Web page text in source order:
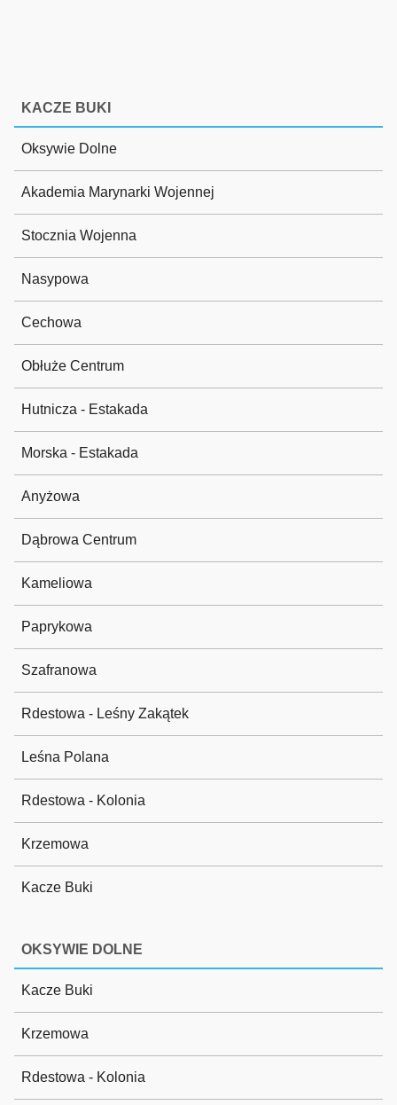
KACZE BUKI
Oksywie Dolne
Akademia Marynarki Wojennej
Stocznia Wojenna
Nasypowa
Cechowa
Obłuże Centrum
Hutnicza - Estakada
Morska - Estakada
Anyżowa
Dąbrowa Centrum
Kameliowa
Paprykowa
Szafranowa
Rdestowa - Leśny Zakątek
Leśna Polana
Rdestowa - Kolonia
Krzemowa
Kacze Buki
OKSYWIE DOLNE
Kacze Buki
Krzemowa
Rdestowa - Kolonia